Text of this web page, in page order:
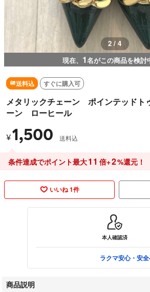
2 / 4
現在、 1名がこの商品を検討
送料込 すぐに購入可
メタリックチェーン ポインテッド
ーン ローヒール
¥1,500 送料込
条件達成でポイント最大11 倍+2%還元！
いいね 1件
本人確認済
ラクマ安心・安
商品説明